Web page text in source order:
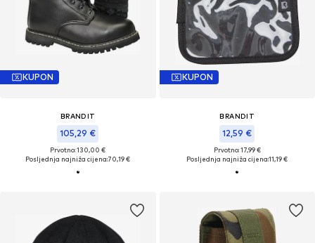
KUPON
BRANDIT
105,29 €
Prvotno: 130,00 €
Posljednja najniža cijena:70,19 €
KUPON
BRANDIT
12,59 €
Prvotno: 17,99 €
Posljednja najniža cijena:11,19 €